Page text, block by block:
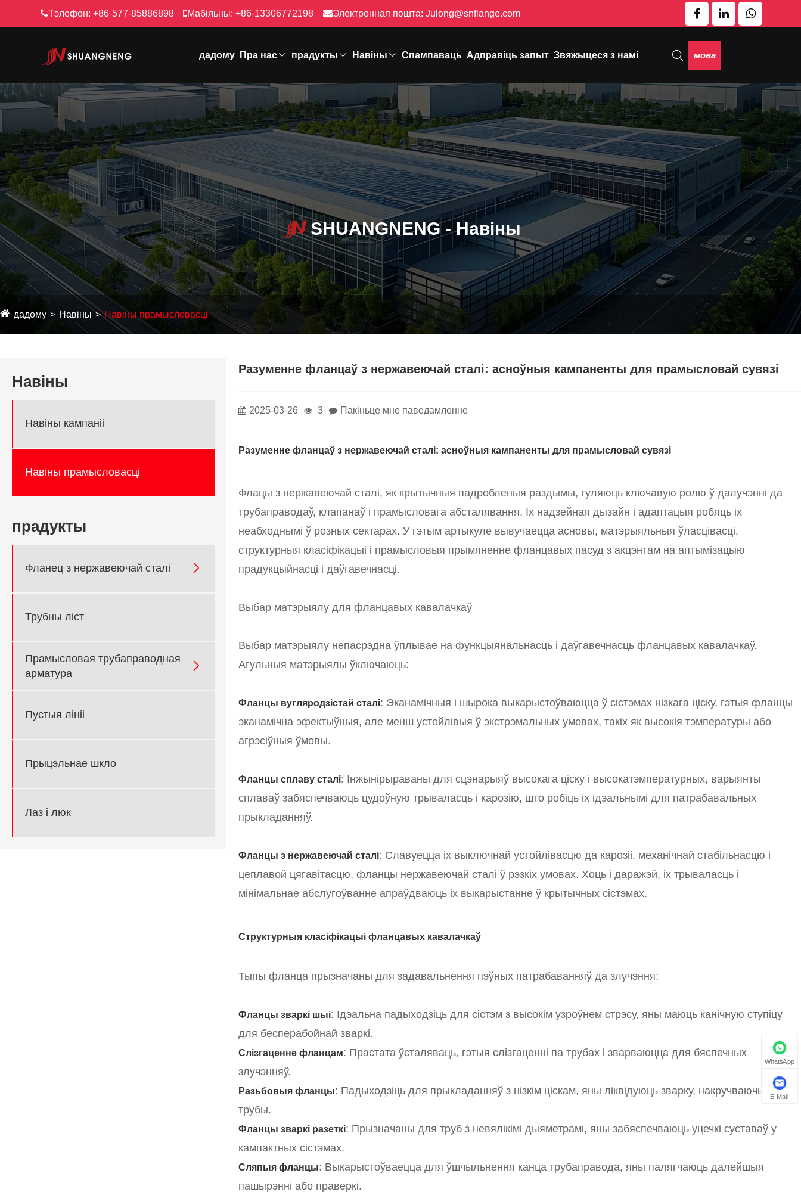
Тэлефон: +86-577-85886898 Мабільны:+86-13306772198 Электронная пошта: Julong@snflange.com
дадому Пра нас прадукты Навіны Спампаваць Адправіць запыт Звяжыцеся з намі мова
SHUANGNENG - Навіны
дадому Навіны Навіны прамысловасці
Навіны
Навіны кампаніі
Навіны прамысловасці
прадукты
Фланец з нержавеючай сталі 
Трубны ліст
Прамысловая трубаправодная
арматура

Пустыя лініі
Прыцэльнае шкло
Лаз і люк
Разуменне фланцаў з нержавеючай сталі: асноўныя кампаненты для прамысловай сувязі
2025-03-26 3 Пакіньце мне паведамленне
Разуменне фланцаў з нержавеючай сталі: асноўныя кампаненты для прамысловай сувязі
Флацы з нержавеючай сталі, як крытычныя падробленыя раздымы, гуляюць ключавую ролю ў далучэнні да
трубаправодаў, клапанаў і прамысловага абсталявання. Іх надзейная дызайн і адаптацыя робяць іх
неабходнымі ў розных сектарах. У гэтым артыкуле вывучаецца асновы, матэрыяльныя ўласцівасці,
структурныя класіфікацыі і прамысловыя прымяненне фланцавых пасуд з акцэнтам на аптымізацыю
прадукцыйнасці і даўгавечнасці.
Выбар матэрыялу для фланцавых кавалачкаў
Выбар матэрыялу непасрэдна ўплывае на функцыянальнасць і даўгавечнасць фланцавых кавалачкаў.
Агульныя матэрыялы ўключаюць:
Фланцы вугляродзістай сталі: Эканамічныя і шырока выкарыстоўваюцца ў сістэмах нізкага ціску, гэтыя фланцы
эканамічна эфектыўныя, але менш устойлівыя ў экстрэмальных умовах, такіх як высокія тэмпературы або
агрэсіўныя ўмовы.
Фланцы сплаву сталі: Інжынірыраваны для сцэнарыяў высокага ціску і высокатэмпературных, варыянты
сплаваў забяспечваюць цудоўную трываласць і карозію, што робіць іх ідэальнымі для патрабавальных
прыкладанняў.
Фланцы з нержавеючай сталі: Славуецца іх выключнай устойлівасцю да карозіі, механічнай стабільнасцю і
цеплавой цягавітасцю, фланцы нержавеючай сталі ў рэзкіх умовах. Хоць і даражэй, іх трываласць і
мінімальнае абслугоўванне апраўдваюць іх выкарыстанне ў крытычных сістэмах.
Структурныя класіфікацыі фланцавых кавалачкаў
Тыпы фланца прызначаны для задавальнення пэўных патрабаванняў да злучэння:
Фланцы зваркі шыі: Ідэальна падыходзіць для сістэм з высокім узроўнем стрэсу, яны маюць канічную ступіцу
для бесперабойнай зваркі.
Слізгаценне фланцам: Прастата ўсталяваць, гэтыя слізгаценні па трубах і зварваюцца для бяспечных
злучэнняў.
Разьбовыя фланцы: Падыходзіць для прыкладанняў з нізкім ціскам, яны ліквідуюць зварку, накручваючы на ​​
трубы.
Фланцы зваркі разеткі: Прызначаны для труб з невялікімі дыяметрамі, яны забяспечваюць уцечкі суставаў у
кампактных сістэмах.
Сляпыя фланцы: Выкарыстоўваецца для ўшчыльнення канца трубаправода, яны палягчаюць далейшыя
пашырэнні або праверкі.
WhatsApp
E-Mail